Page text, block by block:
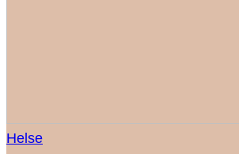
Helse